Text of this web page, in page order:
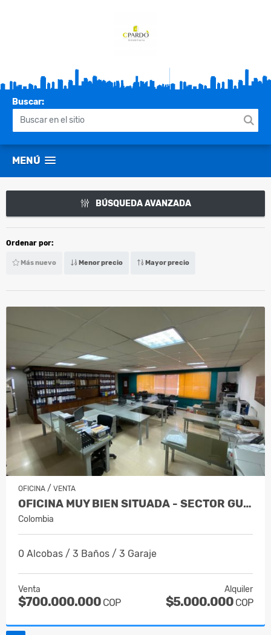
Buscar:
MENÚ
BÚSQUEDA AVANZADA
Ordenar por:
Más nuevo Menor precio Mayor precio
OFICINA / VENTA
OFICINA MUY BIEN SITUADA - SECTOR GUAY…
Colombia
0 Alcobas / 3 Baños / 3 Garaje
Venta
$700.000.000 COP
Alquiler
$5.000.000 COP